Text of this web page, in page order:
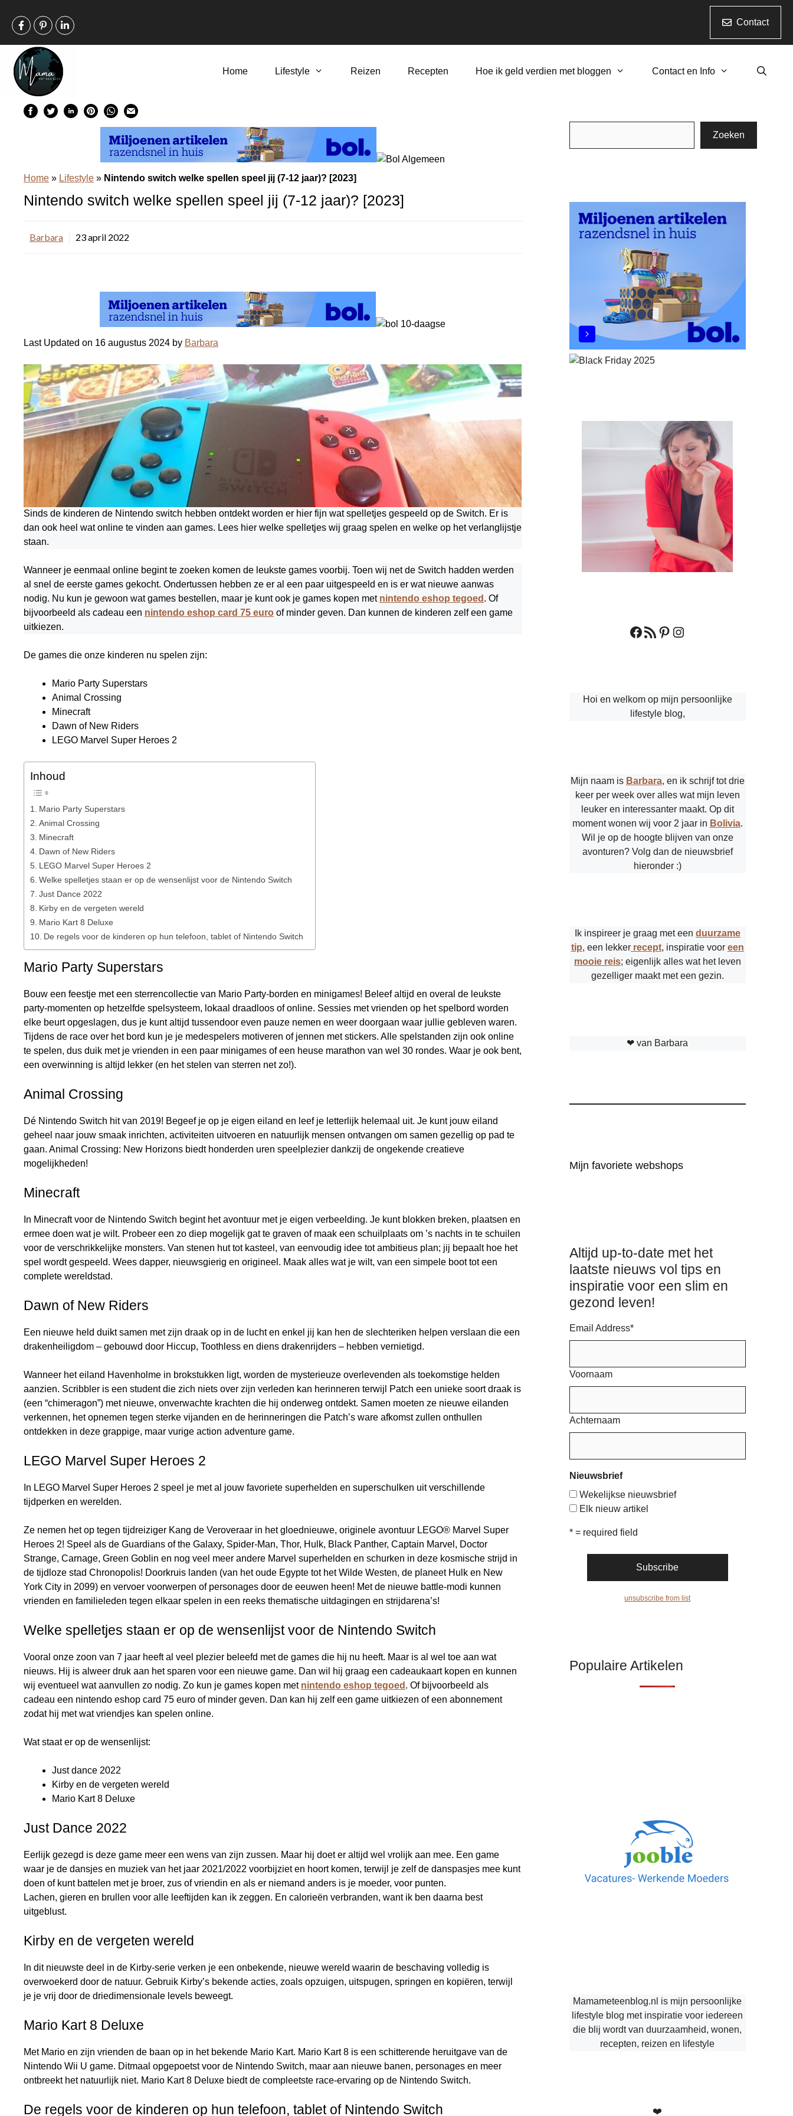
naar
inhoud
Contact
Home Lifestyle Reizen Recepten Hoe ik geld verdien met bloggen Contact en Info
Home » Lifestyle » Nintendo switch welke spellen speel jij (7-12 jaar)? [2023]
Nintendo switch welke spellen speel jij (7-12 jaar)? [2023]
Barbara 23 april 2022
Last Updated on 16 augustus 2024 by Barbara
Sinds de kinderen de Nintendo switch hebben ontdekt worden er hier fijn wat spelletjes gespeeld op de Switch. Er is
dan ook heel wat online te vinden aan games. Lees hier welke spelletjes wij graag spelen en welke op het verlanglijstje
staan.
Wanneer je eenmaal online begint te zoeken komen de leukste games voorbij. Toen wij net de Switch hadden werden
al snel de eerste games gekocht. Ondertussen hebben ze er al een paar uitgespeeld en is er wat nieuwe aanwas
nodig. Nu kun je gewoon wat games bestellen, maar je kunt ook je games kopen met nintendo eshop tegoed . Of
bijvoorbeeld als cadeau een nintendo eshop card 75 euro of minder geven. Dan kunnen de kinderen zelf een game
uitkiezen.
De games die onze kinderen nu spelen zijn:
Mario Party Superstars
Animal Crossing
Minecraft
Dawn of New Riders
LEGO Marvel Super Heroes 2
Inhoud
Mario Party Superstars
Animal Crossing
Minecraft
Dawn of New Riders
LEGO Marvel Super Heroes 2
Welke spelletjes staan er op de wensenlijst voor de Nintendo Switch
Just Dance 2022
Kirby en de vergeten wereld
Mario Kart 8 Deluxe
De regels voor de kinderen op hun telefoon, tablet of Nintendo Switch
Mario Party Superstars
Bouw een feestje met een sterrencollectie van Mario Party-borden en minigames! Beleef altijd en overal de leukste
party-momenten op hetzelfde spelsysteem, lokaal draadloos of online. Sessies met vrienden op het spelbord worden
elke beurt opgeslagen, dus je kunt altijd tussendoor even pauze nemen en weer doorgaan waar jullie gebleven waren.
Tijdens de race over het bord kun je je medespelers motiveren of jennen met stickers. Alle spelstanden zijn ook online
te spelen, dus duik met je vrienden in een paar minigames of een heuse marathon van wel 30 rondes. Waar je ook bent,
een overwinning is altijd lekker (en het stelen van sterren net zo!).
Animal Crossing
Dé Nintendo Switch hit van 2019! Begeef je op je eigen eiland en leef je letterlijk helemaal uit. Je kunt jouw eiland
geheel naar jouw smaak inrichten, activiteiten uitvoeren en natuurlijk mensen ontvangen om samen gezellig op pad te
gaan. Animal Crossing: New Horizons biedt honderden uren speelplezier dankzij de ongekende creatieve
mogelijkheden!
Minecraft
In Minecraft voor de Nintendo Switch begint het avontuur met je eigen verbeelding. Je kunt blokken breken, plaatsen en
ermee doen wat je wilt. Probeer een zo diep mogelijk gat te graven of maak een schuilplaats om ’s nachts in te schuilen
voor de verschrikkelijke monsters. Van stenen hut tot kasteel, van eenvoudig idee tot ambitieus plan; jij bepaalt hoe het
spel wordt gespeeld. Wees dapper, nieuwsgierig en origineel. Maak alles wat je wilt, van een simpele boot tot een
complete wereldstad.
Dawn of New Riders
Een nieuwe held duikt samen met zijn draak op in de lucht en enkel jij kan hen de slechteriken helpen verslaan die een
drakenheiligdom – gebouwd door Hiccup, Toothless en diens drakenrijders – hebben vernietigd.
Wanneer het eiland Havenholme in brokstukken ligt, worden de mysterieuze overlevenden als toekomstige helden
aanzien. Scribbler is een student die zich niets over zijn verleden kan herinneren terwijl Patch een unieke soort draak is
(een “chimeragon”) met nieuwe, onverwachte krachten die hij onderweg ontdekt. Samen moeten ze nieuwe eilanden
verkennen, het opnemen tegen sterke vijanden en de herinneringen die Patch’s ware afkomst zullen onthullen
ontdekken in deze grappige, maar vurige action adventure game.
LEGO Marvel Super Heroes 2
In LEGO Marvel Super Heroes 2 speel je met al jouw favoriete superhelden en superschulken uit verschillende
tijdperken en werelden.
Ze nemen het op tegen tijdreiziger Kang de Veroveraar in het gloednieuwe, originele avontuur LEGO® Marvel Super
Heroes 2! Speel als de Guardians of the Galaxy, Spider-Man, Thor, Hulk, Black Panther, Captain Marvel, Doctor
Strange, Carnage, Green Goblin en nog veel meer andere Marvel superhelden en schurken in deze kosmische strijd in
de tijdloze stad Chronopolis! Doorkruis landen (van het oude Egypte tot het Wilde Westen, de planeet Hulk en New
York City in 2099) en vervoer voorwerpen of personages door de eeuwen heen! Met de nieuwe battle-modi kunnen
vrienden en familieleden tegen elkaar spelen in een reeks thematische uitdagingen en strijdarena’s!
Welke spelletjes staan er op de wensenlijst voor de Nintendo Switch
Vooral onze zoon van 7 jaar heeft al veel plezier beleefd met de games die hij nu heeft. Maar is al wel toe aan wat
nieuws. Hij is alweer druk aan het sparen voor een nieuwe game. Dan wil hij graag een cadeaukaart kopen en kunnen
wij eventueel wat aanvullen zo nodig. Zo kun je games kopen met nintendo eshop tegoed . Of bijvoorbeeld als
cadeau een nintendo eshop card 75 euro of minder geven. Dan kan hij zelf een game uitkiezen of een abonnement
zodat hij met wat vriendjes kan spelen online.
Wat staat er op de wensenlijst:
Just dance 2022
Kirby en de vergeten wereld
Mario Kart 8 Deluxe
Just Dance 2022
Eerlijk gezegd is deze game meer een wens van zijn zussen. Maar hij doet er altijd wel vrolijk aan mee. Een game
waar je de dansjes en muziek van het jaar 2021/2022 voorbijziet en hoort komen, terwijl je zelf de danspasjes mee kunt
doen of kunt battelen met je broer, zus of vriendin en als er niemand anders is je moeder, voor punten.
Lachen, gieren en brullen voor alle leeftijden kan ik zeggen. En calorieën verbranden, want ik ben daarna best
uitgeblust.
Kirby en de vergeten wereld
In dit nieuwste deel in de Kirby-serie verken je een onbekende, nieuwe wereld waarin de beschaving volledig is
overwoekerd door de natuur. Gebruik Kirby’s bekende acties, zoals opzuigen, uitspugen, springen en kopiëren, terwijl
je je vrij door de driedimensionale levels beweegt.
Mario Kart 8 Deluxe
Met Mario en zijn vrienden de baan op in het bekende Mario Kart. Mario Kart 8 is een schitterende heruitgave van de
Nintendo Wii U game. Ditmaal opgepoetst voor de Nintendo Switch, maar aan nieuwe banen, personages en meer
ontbreekt het natuurlijk niet. Mario Kart 8 Deluxe biedt de compleetste race-ervaring op de Nintendo Switch.
De regels voor de kinderen op hun telefoon, tablet of Nintendo Switch
Zoeken
Facebook
RSS feedPinterest
Instagram
Hoi en welkom op mijn persoonlijke
lifestyle blog,
Mijn naam is Barbara, en ik schrijf tot drie
keer per week over alles wat mijn leven
leuker en interessanter maakt. Op dit
moment wonen wij voor 2 jaar in Bolivia.
Wil je op de hoogte blijven van onze
avonturen? Volg dan de nieuwsbrief
hieronder :)
Ik inspireer je graag met een duurzame
tip, een lekkerrecept, inspiratie voor een
mooie reis; eigenlijk alles wat het leven
gezelliger maakt met een gezin.
❤︎ van Barbara
Mijn favoriete webshops
Altijd up-to-date met het
laatste nieuws vol tips en
inspiratie voor een slim en
gezond leven!
Email Address*
Voornaam
Achternaam
Nieuwsbrief
Wekelijkse nieuwsbrief
Elk nieuw artikel
* = required field
unsubscribe from list
Populaire Artikelen
Mamameteenblog.nl is mijn persoonlijke
lifestyle blog met inspiratie voor iedereen
die blij wordt van duurzaamheid, wonen,
recepten, reizen en lifestyle
❤️